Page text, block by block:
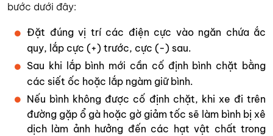
bước dưới đây:
Đặt đúng vị trí các điện cực vào ngăn chứa ắc
quy, lắp cực (+) trước, cực (-) sau.
Sau khi lắp bình mới cần cố định bình chặt bằng
các siết ốc hoặc lắp ngàm giữ bình.
Nếu bình không được cố định chặt, khi xe đi trên
đường gặp ổ gà hoặc gờ giảm tốc sẽ làm bình bị xê
dịch làm ảnh hưởng đến các hạt vật chất trong